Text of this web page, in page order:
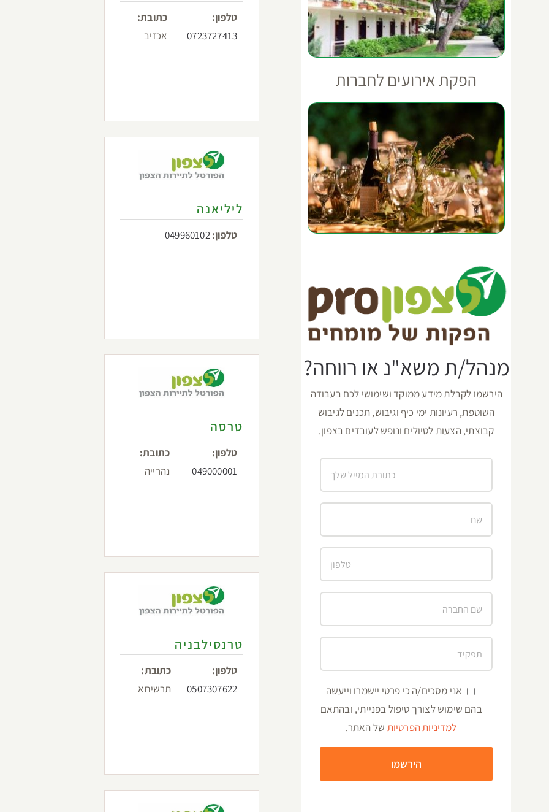
טלפון:
0723727413
כתובת:
אכזיב
ליליאנה
טלפון:049960102
טרסה
טלפון:
049000001
כתובת:
נהרייה
טרנסילבניה
טלפון:
0507307622
כתובת:
תרשיחא
הפקת אירועים לחברות
מנהל/ת משא"נ או רווחה?
הירשמו לקבלת מידע ממוקד ושימושי לכם בעבודה
השוטפת, רעיונות ימי כיף וגיבוש, תכנים לגיבוש
קבוצתי, הצעות לטיולים ונופש לעובדים בצפון.
אני מסכים/ה כי פרטי יישמרו וייעשה
בהם שימוש לצורך טיפול בפנייתי, ובהתאם
למדיניות הפרטיות של האתר.